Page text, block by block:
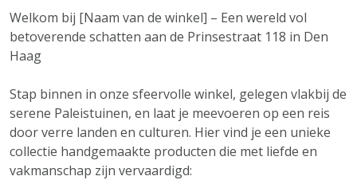
Welkom bij [Naam van de winkel] – Een wereld vol
betoverende schatten aan de Prinsestraat 118 in Den
Haag
Stap binnen in onze sfeervolle winkel, gelegen vlakbij de
serene Paleistuinen, en laat je meevoeren op een reis
door verre landen en culturen. Hier vind je een unieke
collectie handgemaakte producten die met liefde en
vakmanschap zijn vervaardigd: